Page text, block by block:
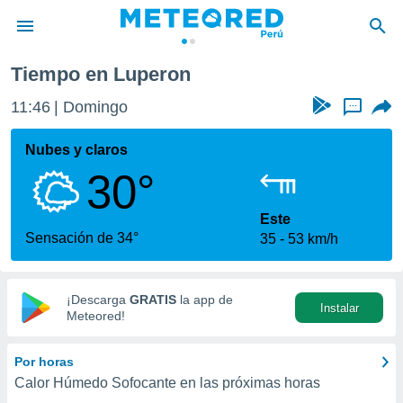
de
ha sido
calidad.
a este
las
y
digital
basada
Tiempo en Luperon
11:46 Domingo ...
Nubes y claros
30°
Sensación de 34°
Este
35
53 km/h
¡Descarga GRATIS la app de
Meteored!
Instalar
Por horas
Calor Húmedo Sofocante en las próximas horas